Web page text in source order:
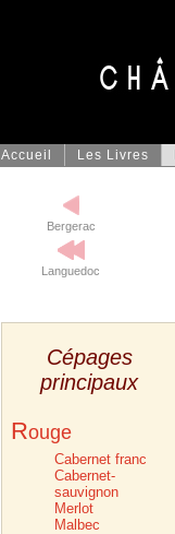
Accueil Les Livres
Bergerac
Languedoc
Cépages
principaux
Rouge
Cabernet franc
Cabernet-
sauvignon
Merlot
Malbec